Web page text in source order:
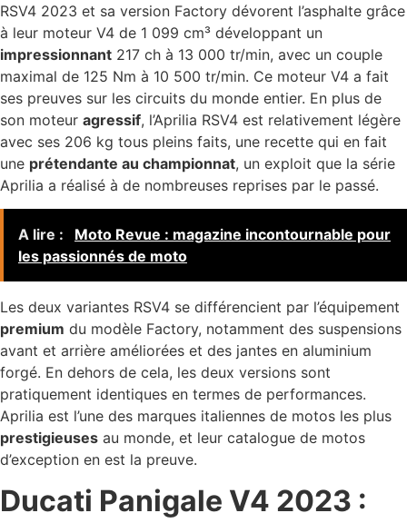
RSV4 2023 et sa version Factory dévorent l’asphalte grâce
à leur moteur V4 de 1 099 cm³ développant un
impressionnant 217 ch à 13 000 tr/min, avec un couple
maximal de 125 Nm à 10 500 tr/min. Ce moteur V4 a fait
ses preuves sur les circuits du monde entier. En plus de
son moteur agressif, l’Aprilia RSV4 est relativement légère
avec ses 206 kg tous pleins faits, une recette qui en fait
une prétendante au championnat, un exploit que la série
Aprilia a réalisé à de nombreuses reprises par le passé.
A lire :
Moto Revue : magazine incontournable pour
les passionnés de moto
Les deux variantes RSV4 se différencient par l’équipement
premium du modèle Factory, notamment des suspensions
avant et arrière améliorées et des jantes en aluminium
forgé. En dehors de cela, les deux versions sont
pratiquement identiques en termes de performances.
Aprilia est l’une des marques italiennes de motos les plus
prestigieuses au monde, et leur catalogue de motos
d’exception en est la preuve.
Ducati Panigale V4 2023 :